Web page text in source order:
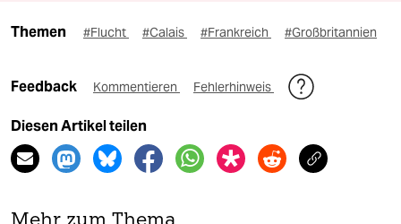
Themen #Flucht #Calais #Frankreich #Großbritannien
Feedback Kommentieren Fehlerhinweis
Diesen Artikel teilen